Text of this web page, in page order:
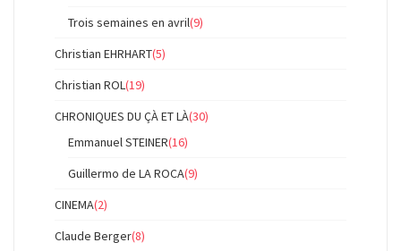
Trois semaines en avril(9)
Christian EHRHART(5)
Christian ROL (19)
CHRONIQUES DU ÇÀ ET LÀ(30)
Emmanuel STEINER(16)
Guillermo de LA ROCA(9)
CINEMA(2)
Claude Berger(8)